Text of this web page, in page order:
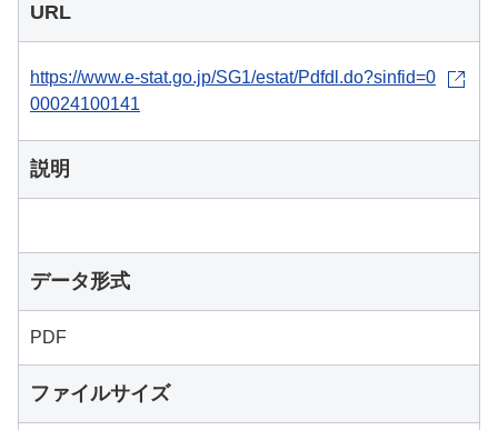
URL
https://www.e-stat.go.jp/SG1/estat/Pdfdl.do?sinfid=0
00024100141
説明
データ形式
PDF
ファイルサイズ